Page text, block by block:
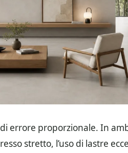
errore proporzionale. In
stretto, l’uso di lastre